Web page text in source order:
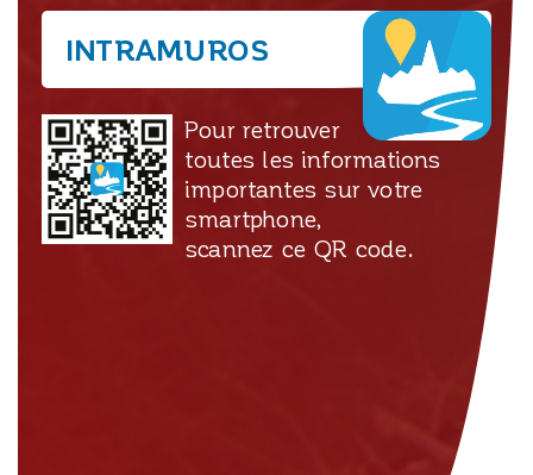
INTRAMUROS
Pour retrouver
toutes les informations
importantes sur votre
smartphone,
scannez ce QR code.